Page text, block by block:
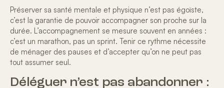
Préserver sa santé mentale et physique n’est pas égoïste,
c’est la garantie de pouvoir accompagner son proche sur la
durée. L’accompagnement se mesure souvent en années :
c’est un marathon, pas un sprint. Tenir ce rythme nécessite
de ménager des pauses et d’accepter qu’on ne peut pas
tout assumer seul.
Déléguer n’est pas abandonner :